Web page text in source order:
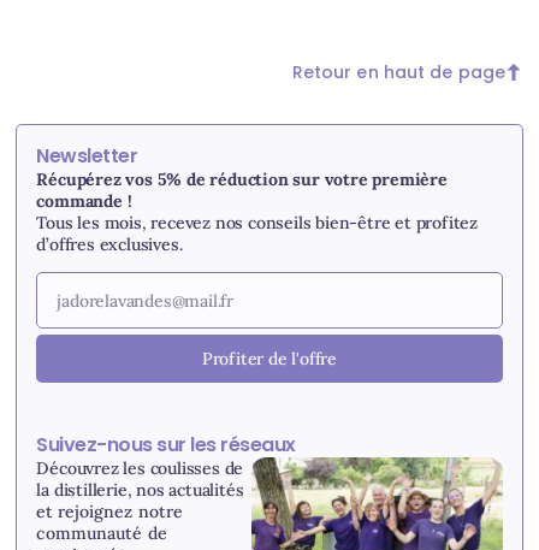
Retour en haut de page
Newsletter
Récupérez vos 5% de réduction sur votre première
commande !
Tous les mois, recevez nos conseils bien-être et profitez
d’offres exclusives.
Profiter de l'offre
Suivez-nous sur les réseaux
Découvrez les coulisses de
la distillerie, nos actualités
et rejoignez notre
communauté de